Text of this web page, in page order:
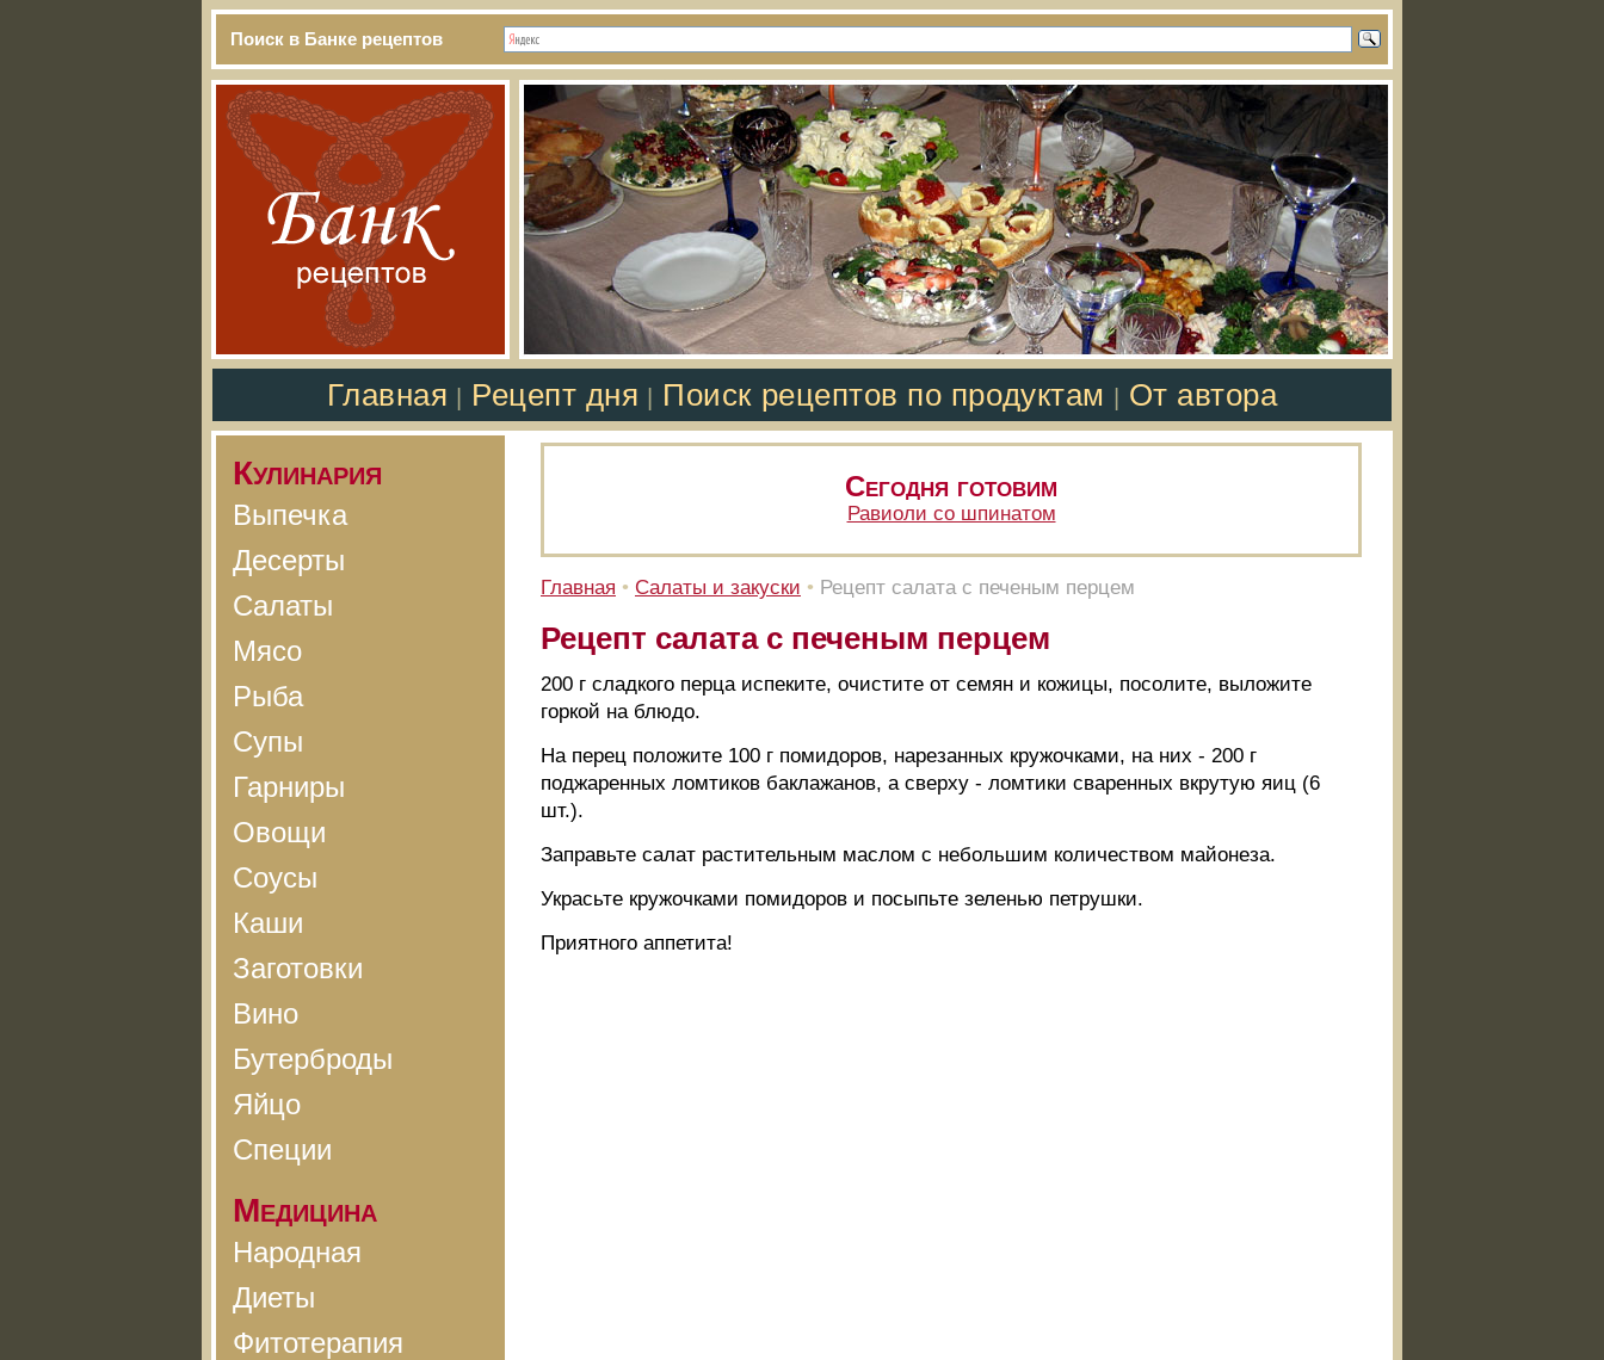
Поиск в Банке рецептов
Главная Рецепт дня Поиск рецептов по продуктам От автора
Кулинария
Выпечка
Десерты
Салаты
Мясо
Рыба
Супы
Гарниры
Овощи
Соусы
Каши
Заготовки
Вино
Бутерброды
Яйцо
Специи
Медицина
Народная
Диеты
Фитотерапия
Сегодня готовим
Равиоли со шпинатом
Главная • Cалаты и закуски • Рецепт салата с печеным перцем
Рецепт салата с печеным перцем
200 г сладкого перца испеките, очистите от семян и кожицы, посолите, выложите
горкой на блюдо.
На перец положите 100 г помидоров, нарезанных кружочками, на них - 200 г
поджаренных ломтиков баклажанов, а сверху - ломтики сваренных вкрутую яиц (6
шт.).
Заправьте салат растительным маслом с небольшим количеством майонеза.
Украсьте кружочками помидоров и посыпьте зеленью петрушки.
Приятного аппетита!